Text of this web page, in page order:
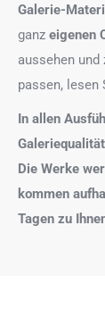
Galerie-
ganz eigenen
aussehen
passen, lesen
In allen
Die Werke
kommen
Tagen zu